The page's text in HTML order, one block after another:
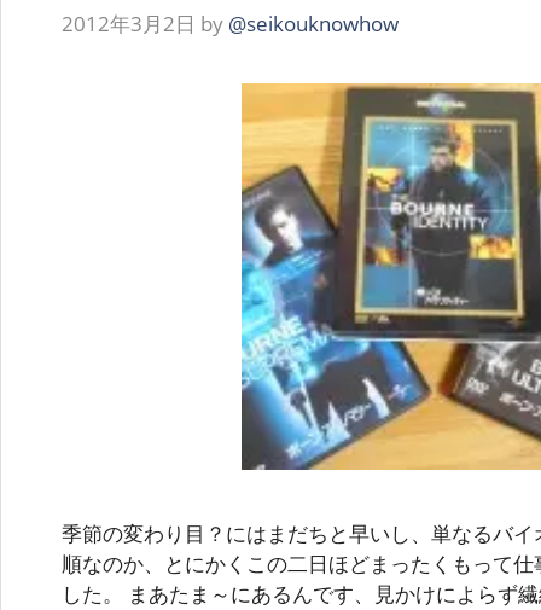
2012年3月2日 by @seikouknowhow
季節の変わり目？にはまだちと早いし、単なるバ
順なのか、とにかくこの二日ほどまったくもって
した。 まあたま～にあるんです、見かけによらず